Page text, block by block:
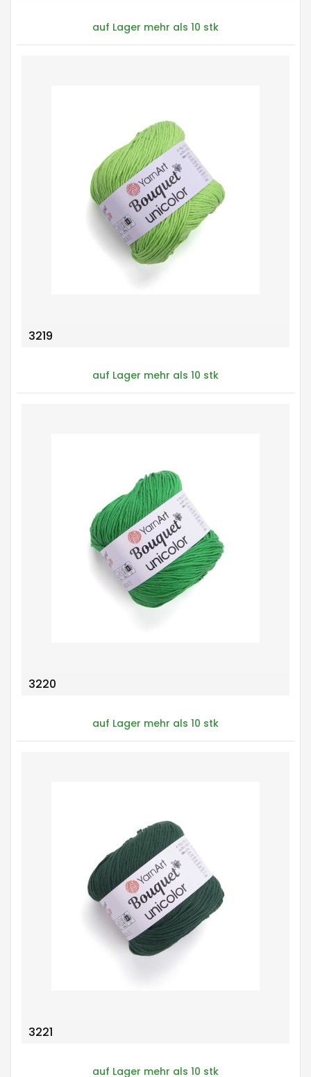
auf Lager mehr als 10 stk
3219
auf Lager mehr als 10 stk
3220
auf Lager mehr als 10 stk
3221
auf Lager mehr als 10 stk